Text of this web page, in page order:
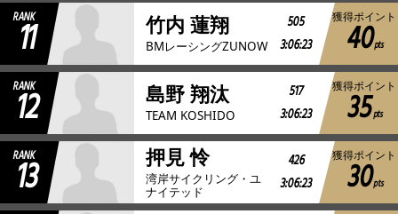
RANK
11 竹内 蓮翔
BMレーシングZUNOW
505
3:06:23
獲得ポイント
40pts
RANK
12 島野 翔汰
TEAM KOSHIDO
517
3:06:23
獲得ポイント
35 pts
RANK
13 押見 怜
湾岸サイクリング・ユ
ナイテッド
426
3:06:23
獲得ポイント
30pts